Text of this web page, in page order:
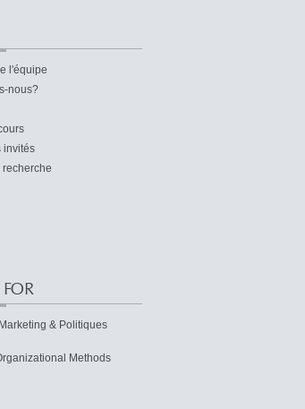
l'équipe
nous?
invités
FOR
& Politiques
Methods